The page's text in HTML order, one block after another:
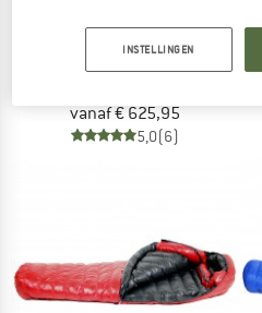
WESTERN MOUNTAINEERING
UltraLite
vanaf € 625,95
5,0(6)
INSTELLINGEN